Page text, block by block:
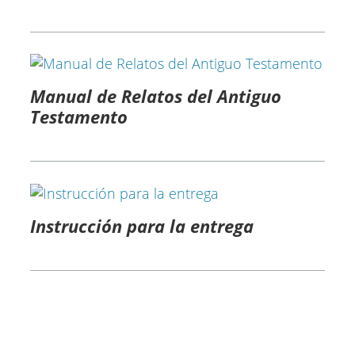
Manual de Relatos del Antiguo
Testamento
Instrucción para la entrega